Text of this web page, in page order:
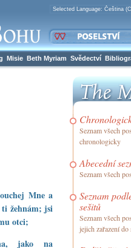
Misie Beth Myriam Svědectví
Mne a
žehnám; jsi
otci;
jako na
Seznam všech
chronologicky
Abecední
Seznam všech
Seznam
sešitů
Seznam všech
jejich zařazení do